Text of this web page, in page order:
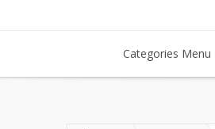
Categories Menu